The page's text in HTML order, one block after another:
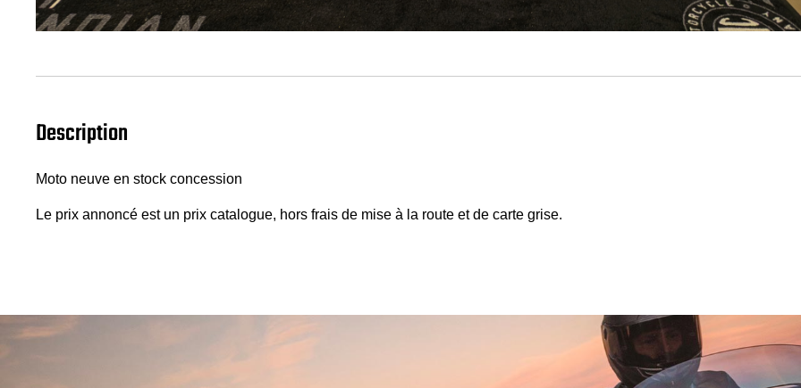
Description
Moto neuve en stock concession
Le prix annoncé est un prix catalogue, hors frais de mise à la route et de carte grise.